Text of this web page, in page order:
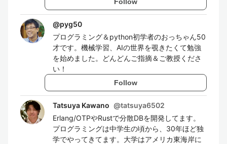
@pyg50
プログラミング＆python初学者のおっちゃん50
才です。機械学習、AIの世界を覗きたくて勉強
を始めました。どんどんご指摘＆ご教授くださ
い！
Follow
Tatsuya Kawano @tatsuya6502
Erlang/OTPやRustで分散DBを開発してます。
プログラミングは中学生の頃から、30年ほど独
学でやってきてます。大学はアメリカ東海岸に